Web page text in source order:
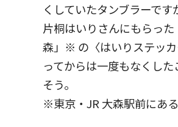
くしていたタンブラーです
片桐はいりさんにもらっ
森」※ の〈はいりステッ
ってからは一度もなくした
そう。
※東京・JR 大森駅前にあ